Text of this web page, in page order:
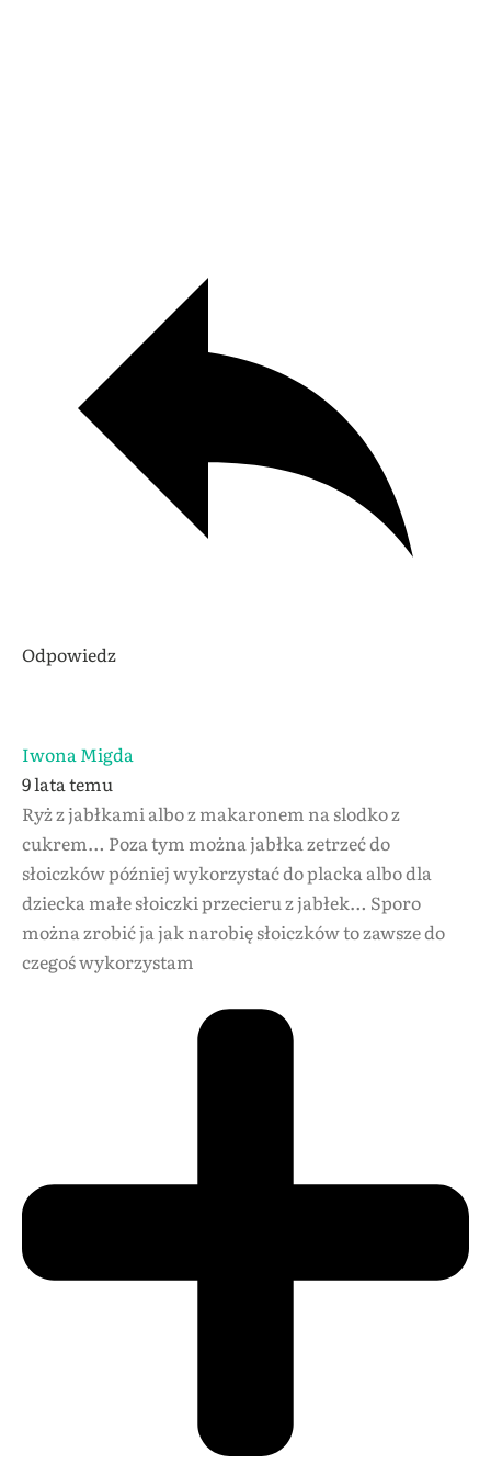
Odpowiedz
Iwona Migda
9 lata temu
Ryż z jabłkami albo z makaronem na slodko z
cukrem… Poza tym można jabłka zetrzeć do
słoiczków później wykorzystać do placka albo dla
dziecka małe słoiczki przecieru z jabłek… Sporo
można zrobić ja jak narobię słoiczków to zawsze do
czegoś wykorzystam